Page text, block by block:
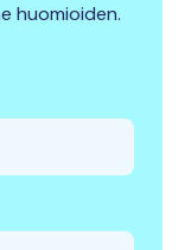
huomioiden.